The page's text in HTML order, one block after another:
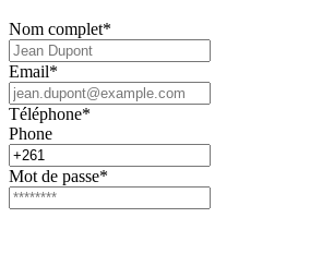
Nom complet*
Email*
Téléphone*
Phone
Mot de passe*